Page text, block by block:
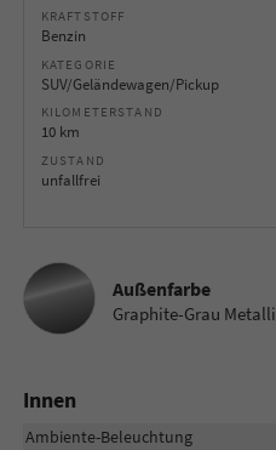
KRAFTSTOFF
Benzin
KATEGORIE
SUV/Geländewagen/Pickup
KILOMETERSTAND
10 km
ZUSTAND
unfallfrei
Außenfarbe
Graphite-Grau
Innen
Ambiente-Beleuchtung